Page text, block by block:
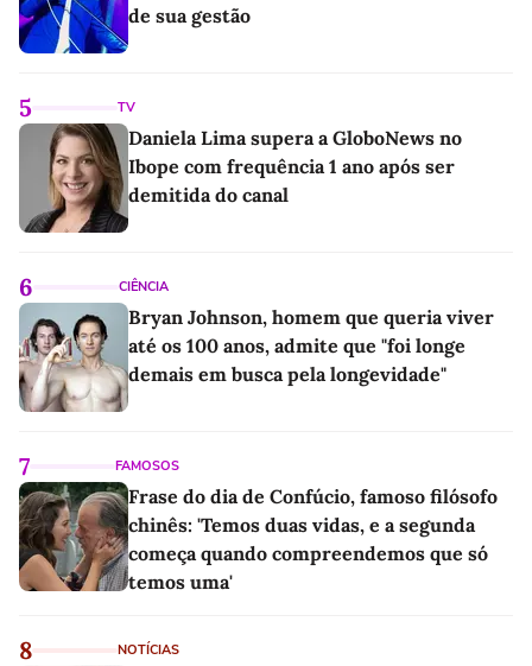
de sua gestão
5 TV
Daniela Lima supera a GloboNews no
Ibope com frequência 1 ano após ser
demitida do canal
6 CIÊNCIA
Bryan Johnson, homem que queria viver
até os 100 anos, admite que "foi longe
demais em busca pela longevidade"
7 FAMOSOS
Frase do dia de Confúcio, famoso filósofo
chinês: 'Temos duas vidas, e a segunda
começa quando compreendemos que só
temos uma'
8 NOTÍCIAS